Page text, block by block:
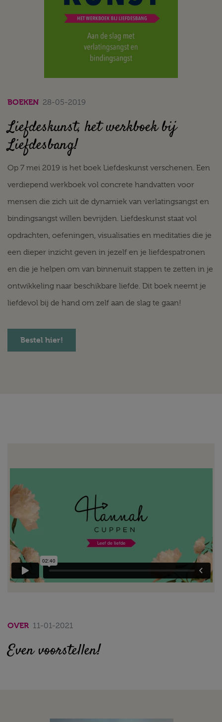
BOEKEN 28-05-2019
Liefdeskunst, het werkboek bij
Liefdesbang!
Op 7 mei 2019 is het boek Liefdeskunst verschenen. Een
verdiepend werkboek vol concrete handvatten voor
mensen die zich uit de dynamiek van verlatingsangst en
bindingsangst willen bevrijden. Liefdeskunst staat vol
opdrachten, oefeningen, visualisaties en meditaties die je
een dieper inzicht geven in jezelf en je liefdespatronen
en die je helpen om van binnenuit stappen te zetten in je
ontwikkeling naar beschikbare liefde. Dit boek neemt je
liefdevol bij de hand om zelf aan de slag te gaan!
Bestel hier!
OVER 11-01-2021
Even voorstellen!